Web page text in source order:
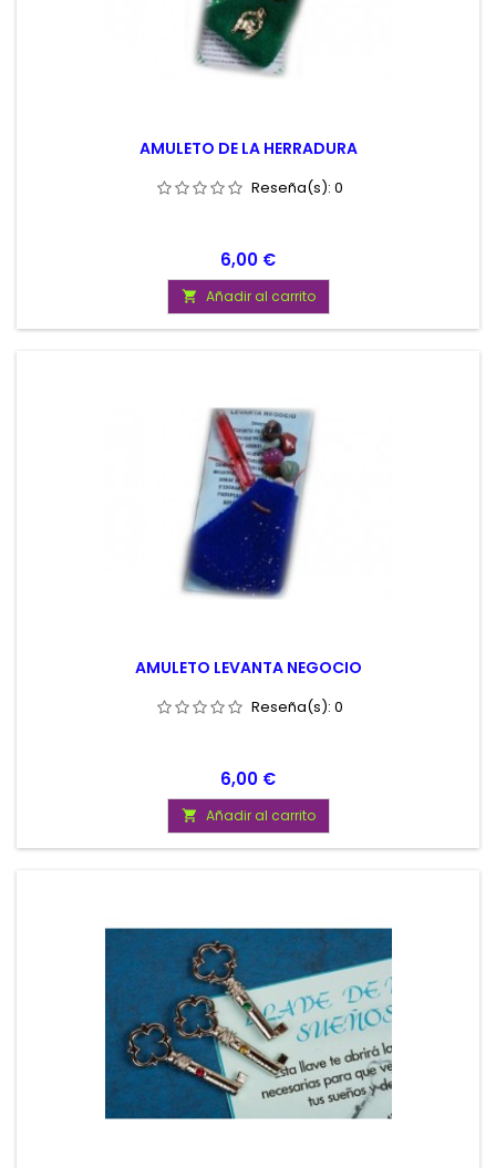
AMULETO DE LA HERRADURA
Reseña(s): 0
Precio
6,00 €
 Añadir al carrito
AMULETO LEVANTA NEGOCIO
Reseña(s): 0
Precio
6,00 €
 Añadir al carrito